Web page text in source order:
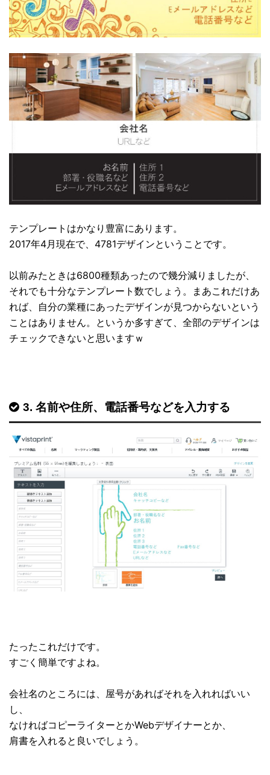
テンプレートはかなり豊富にあります。
2017年4月現在で、4781デザインということです。
以前みたときは6800種類あったので幾分減りましたが、
それでも十分なテンプレート数でしょう。まあこれだけあ
れば、自分の業種にあったデザインが見つからないという
ことはありません。というか多すぎて、全部のデザインは
チェックできないと思いますｗ
3. 名前や住所、電話番号などを入力する
たったこれだけです。
すごく簡単ですよね。
会社名のところには、屋号があればそれを入れればいい
し、
なければコピーライターとかWebデザイナーとか、
肩書を入れると良いでしょう。